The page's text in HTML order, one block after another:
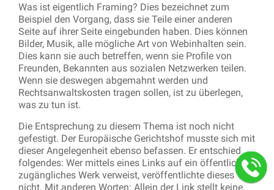
Was ist eigentlich Framing? Dies bezeichnet zum
Beispiel den Vorgang, dass sie Teile einer anderen
Seite auf ihrer Seite eingebunden haben. Dies können
Bilder, Musik, alle mögliche Art von Webinhalten sein.
Dies kann sie auch betreffen, wenn sie Profile von
Freunden, Bekannten aus sozialen Netzwerken teilen.
Wenn sie deswegen abgemahnt werden und
Rechtsanwaltskosten tragen sollen, ist zu überlegen,
was zu tun ist.
Die Entsprechung zu diesem Thema ist noch nicht
gefestigt. Der Europäische Gerichtshof musste sich mit
dieser Angelegenheit ebenso befassen. Er entschied
folgendes: Wer mittels eines Links auf ein öffentlich
zugängliches Werk verweist, veröffentlichte dieses
nicht. Mit anderen Worten: Allein der Link stellt keine